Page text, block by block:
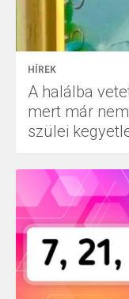
HÍREK
A halálba
mert már
szülei